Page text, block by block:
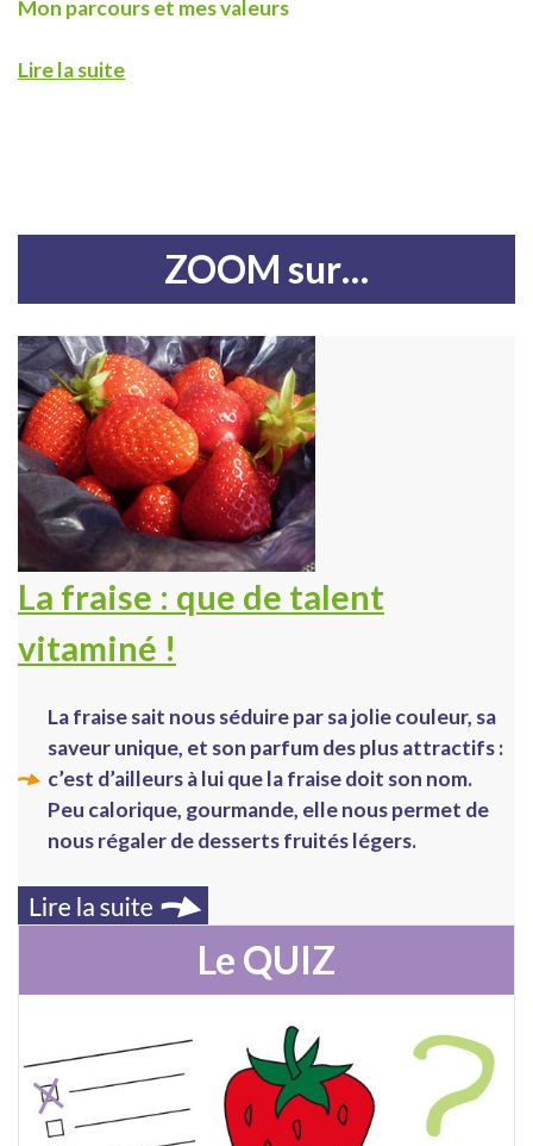
Mon parcours et mes valeurs
Lire la suite
ZOOM sur…
La fraise : que de talent
vitaminé !
La fraise sait nous séduire par sa jolie couleur, sa
saveur unique, et son parfum des plus attractifs :
c’est d’ailleurs à lui que la fraise doit son nom.
Peu calorique, gourmande, elle nous permet de
nous régaler de desserts fruités légers.
Le QUIZ